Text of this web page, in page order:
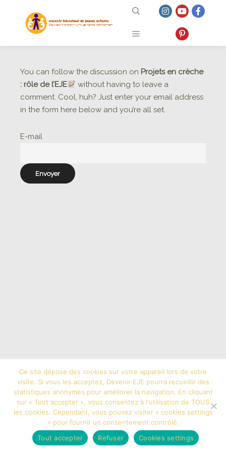
Menu principal
You can follow the discussion on Projets en crèche
: rôle de l’EJE
without having to leave a
comment. Cool, huh? Just enter your email address
in the form here below and you’re all set.
E-mail
N'oubliez pas de me suivre sur les réseaux
sociaux :
Ce site dépose des cookies sur votre appareil lors de votre
visite. Si vous les acceptez, Devenir EJE pourra recueillir des
statistiques anonymes pour améliorer la navigation. En cliquant
sur « Tout accepter », vous consentez à l'utilisation de TOUS
les cookies. Cependant, vous pouvez visiter « cookies settings
» pour fournir un consentement contrôlé.
Tout accepter
Refuser Cookies settings